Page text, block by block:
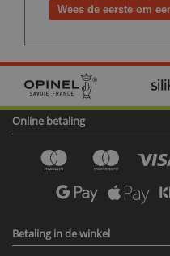
Wees de eerste om
Online betaling
Betaling in de winkel